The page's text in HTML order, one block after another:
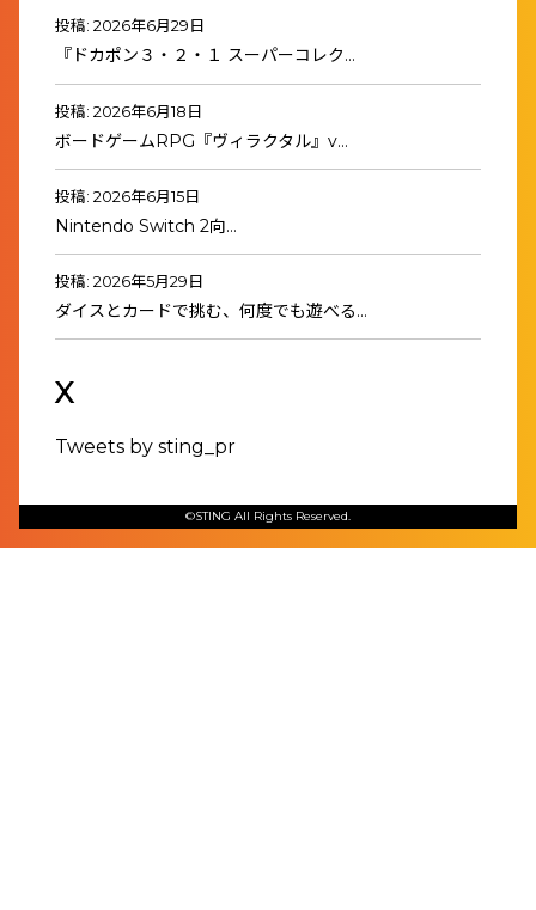
投稿: 2026年6月29日
『ドカポン３・２・１ スーパーコレク…
投稿: 2026年6月18日
ボードゲームRPG『ヴィラクタル』v…
投稿: 2026年6月15日
Nintendo Switch 2向…
投稿: 2026年5月29日
ダイスとカードで挑む、何度でも遊べる…
X
Tweets by sting_pr
©STING All Rights Reserved.